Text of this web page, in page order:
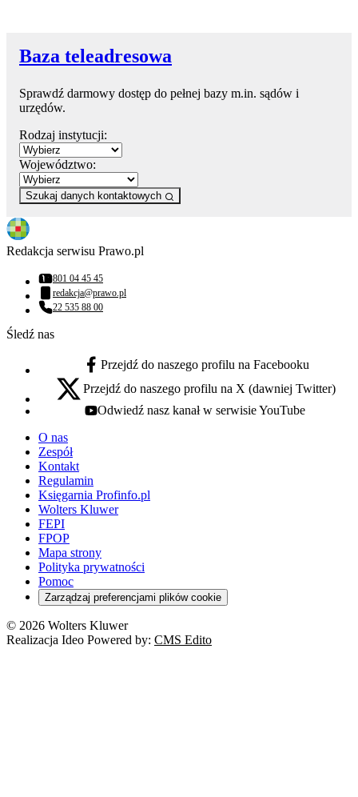
Baza teleadresowa
Sprawdź darmowy dostęp do pełnej bazy m.in. sądów i
urzędów.
Rodzaj instytucji:
Województwo:
Szukaj danych kontaktowych
Redakcja serwisu Prawo.pl
Numer telefonu:
801 04 45 45
Adres email:
redakcja@prawo.pl
Numer telefonu:
22 535 88 00
Śledź nas
facebook - otwiera się w nowej karcie
Przejdź do naszego profilu na Facebooku
x - otwiera się w nowej karcie
Przejdź do naszego profilu na X (dawniej Twitter)
youtube - otwiera się w nowej karcie
Odwiedź nasz kanał w serwisie YouTube
O nas
Zespół
Kontakt
Regulamin
Księgarnia Profinfo.pl
Wolters Kluwer
FEPI
FPOP
Mapa strony
Polityka prywatności
Pomoc
Zarządzaj preferencjami plików cookie
© 2026 Wolters Kluwer
Realizacja Ideo Powered by: CMS Edito